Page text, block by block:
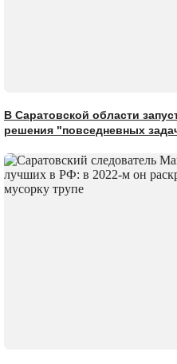
В Саратовской области
решения "повседневных